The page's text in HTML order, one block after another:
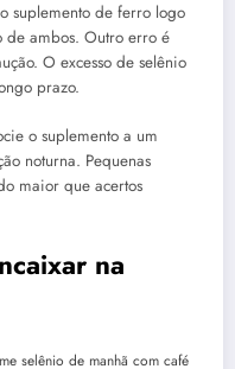
suplemento de ferro logo
de ambos. Outro erro é
O excesso de selênio
prazo.
o suplemento a um
noturna. Pequenas
maior que acertos
na
selênio de manhã com café